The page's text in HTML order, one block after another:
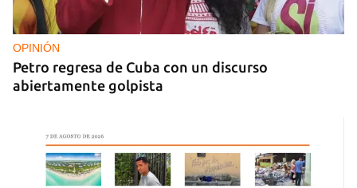
Un público enamorado de Celia Cruz desafía la
censura en un homenaje en La Habana
OPINIÓN
Petro regresa de Cuba con un discurso
abiertamente golpista